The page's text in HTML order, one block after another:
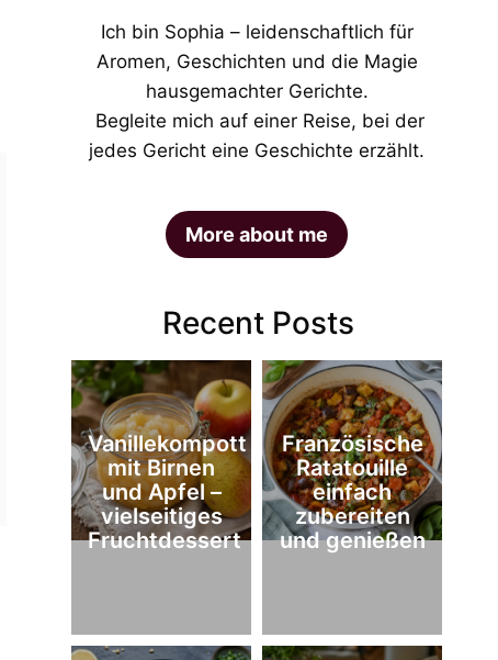
Ich bin Sophia – leidenschaftlich für
Aromen, Geschichten und die Magie
hausgemachter Gerichte.
Begleite mich auf einer Reise, bei der
jedes Gericht eine Geschichte erzählt.
More about me
Recent Posts
Vanillekompott
mit Birnen
und Apfel –
vielseitiges
Fruchtdessert
Französische
Ratatouille
einfach
zubereiten
und genießen